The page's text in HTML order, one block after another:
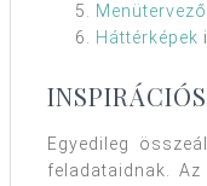
Háttérképek
Egyedileg
feladataidnak. Az